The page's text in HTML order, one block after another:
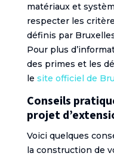
matériaux et
respecter les
définis par
Pour plus
des primes et les
le site officiel de
Conseils
projet
Voici quelques
la construction de